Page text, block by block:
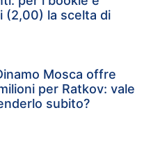
(2,00) la scelta di
Mosca offre
per Ratkov: vale
subito?